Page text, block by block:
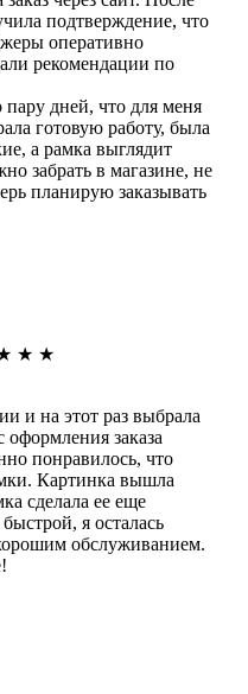
подтверждение, что
оперативно
рекомендации по
пару дней, что для меня
готовую работу, была
а рамка выглядит
забрать в магазине, не
планирую заказывать
★ ★
и на этот раз выбрала
оформления заказа
понравилось, что
Картинка вышла
сделала ее еще
я осталась
обслуживанием.